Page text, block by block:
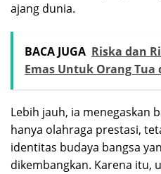
ajang dunia.
BACA JUGA Riska dan
Emas Untuk Orang Tua
Lebih jauh, ia menegaskan
hanya olahraga prestasi,
identitas budaya bangsa
dikembangkan. Karena itu,